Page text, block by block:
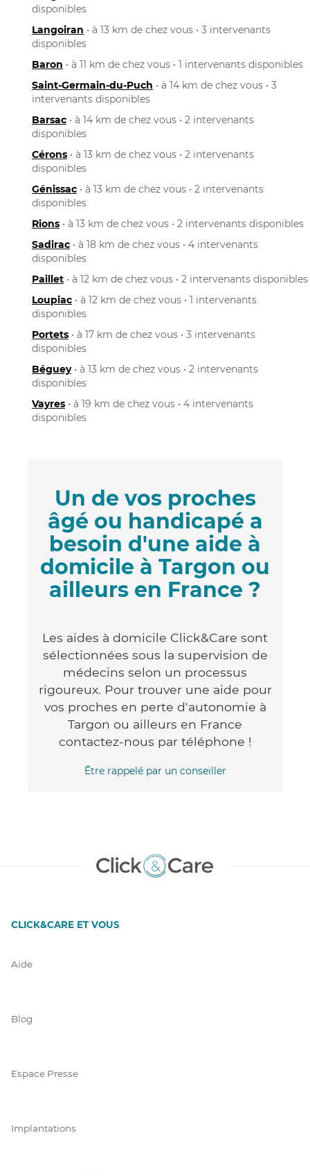
disponibles
Langoiran • à 13 km de chez vous • 3 intervenants
disponibles
Baron • à 11 km de chez vous • 1 intervenants disponibles
Saint-Germain-du-Puch • à 14 km de chez vous • 3
intervenants disponibles
Barsac • à 14 km de chez vous • 2 intervenants
disponibles
Cérons • à 13 km de chez vous • 2 intervenants
disponibles
Génissac • à 13 km de chez vous • 2 intervenants
disponibles
Rions • à 13 km de chez vous • 2 intervenants disponibles
Sadirac • à 18 km de chez vous • 4 intervenants
disponibles
Paillet • à 12 km de chez vous • 2 intervenants disponibles
Loupiac • à 12 km de chez vous • 1 intervenants
disponibles
Portets • à 17 km de chez vous • 3 intervenants
disponibles
Béguey• à 13 km de chez vous • 2 intervenants
disponibles
Vayres • à 19 km de chez vous • 4 intervenants
disponibles
Un de vos proches
âgé ou handicapé a
besoin d'une aide à
domicile à Targon ou
ailleurs en France ?
Les aides à domicile Click&Care sont
sélectionnées sous la supervision de
médecins selon un processus
rigoureux. Pour trouver une aide pour
vos proches en perte d'autonomie à
Targon ou ailleurs en France
contactez-nous par téléphone !
Être rappelé par un conseiller
CLICK&CARE ET VOUS
Aide
Blog
Espace Presse
Implantations